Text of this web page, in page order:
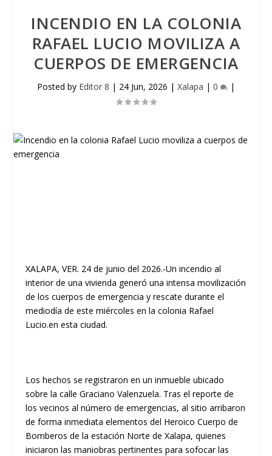
INCENDIO EN LA COLONIA
RAFAEL LUCIO MOVILIZA A
CUERPOS DE EMERGENCIA
Posted by Editor 8 | 24 Jun, 2026 | Xalapa | 0 |
XALAPA, VER. 24 de junio del 2026.-Un incendio al
interior de una vivienda generó una intensa movilización
de los cuerpos de emergencia y rescate durante el
mediodía de este miércoles en la colonia Rafael
Lucio.en esta ciudad.
​Los hechos se registraron en un inmueble ubicado
sobre la calle Graciano Valenzuela. Tras el reporte de
los vecinos al número de emergencias, al sitio arribaron
de forma inmediata elementos del Heroico Cuerpo de
Bomberos de la estación Norte de Xalapa, quienes
iniciaron las maniobras pertinentes para sofocar las